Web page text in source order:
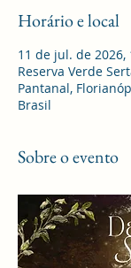
Horário e local
11 de jul. de 2026,
Reserva Verde
Pantanal,
Brasil
Sobre o evento